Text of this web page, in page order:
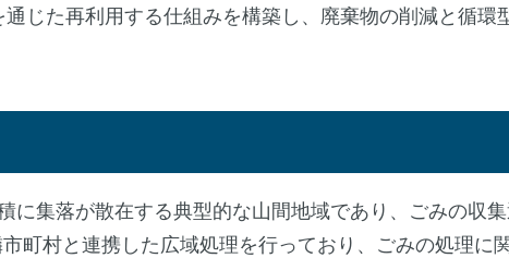
通じた再利用する仕組みを構築し、廃棄物の削減と循環
集落が散在する典型的な山間地域であり、ごみの収
町村と連携した広域処理を行っており、ごみの処理に